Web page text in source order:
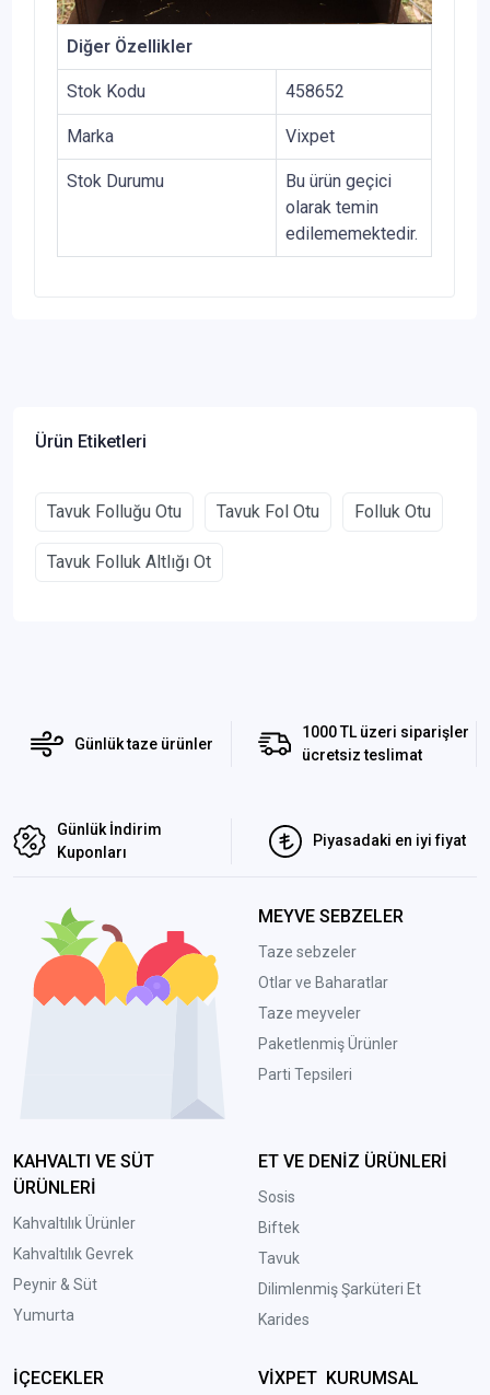
Diğer Özellikler
Stok Kodu 458652
Marka Vixpet
Stok Durumu
Bu ürün geçici
olarak temin
edilememektedir.
Ürün Etiketleri
Tavuk Folluğu Otu Tavuk Fol Otu Folluk Otu
Tavuk Folluk Altlığı Ot
Günlük taze ürünler
1000 TL üzeri siparişler
ücretsiz teslimat
Günlük İndirim
Kuponları
Piyasadaki en iyi fiyat
MEYVE SEBZELER
Taze sebzeler
Otlar ve Baharatlar
Taze meyveler
Paketlenmiş Ürünler
Parti Tepsileri
KAHVALTI VE SÜT
ÜRÜNLERİ
Kahvaltılık Ürünler
Kahvaltılık Gevrek
Peynir & Süt
Yumurta
ET VE DENİZ ÜRÜNLERİ
Sosis
Biftek
Tavuk
Dilimlenmiş Şarküteri Et
Karides
İÇECEKLER VİXPET KURUMSAL